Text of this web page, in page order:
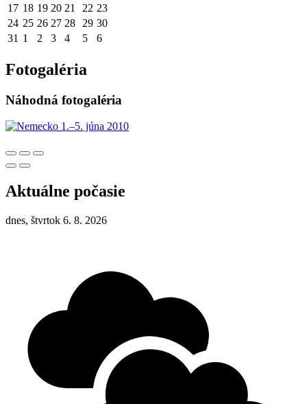
17 18 19 20 21 22 23
24 25 26 27 28 29 30
31 1 2 3 4 5 6
Fotogaléria
Náhodná fotogaléria
Aktuálne počasie
dnes, štvrtok 6. 8. 2026